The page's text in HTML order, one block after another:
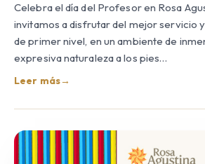
Celebra el día del Profesor en Rosa
invitamos a disfrutar del mejor servicio
de primer nivel, en un ambiente de
expresiva naturaleza a los pies…
Leer más→